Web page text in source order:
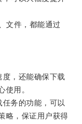
件，都能通过
，还能确保下载
使用。
务的功能，可以
略，保证用户获得